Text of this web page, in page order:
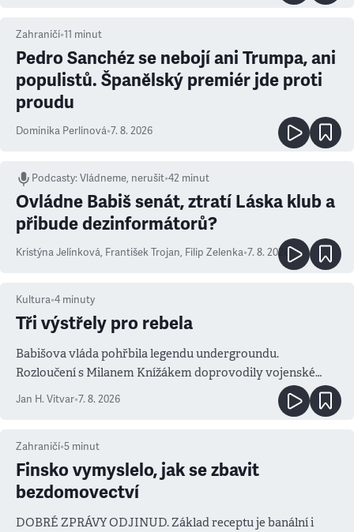
Zahraničí•11 minut
Pedro Sanchéz se nebojí ani Trumpa, ani
populistů. Španělský premiér jde proti
proudu
Dominika Perlínová•7. 8. 2026
Podcasty:Vládneme, nerušit•42 minut
Ovládne Babiš senát, ztratí Láska klub a
přibude dezinformátorů?
Kristýna Jelínková, František Trojan, Filip Zelenka•7. 8. 2026
Kultura•4 minuty
Tři výstřely pro rebela
Babišova vláda pohřbila legendu undergroundu.
Rozloučení s Milanem Knížákem doprovodily vojenské
salvy i kritika pokrokářů
Jan H. Vitvar•7. 8. 2026
Zahraničí•5 minut
Finsko vymyslelo, jak se zbavit
bezdomovectví
DOBRÉ ZPRÁVY ODJINUD. Základ receptu je banální i